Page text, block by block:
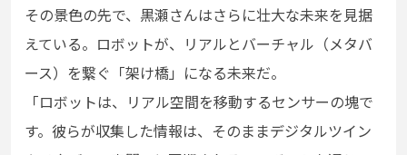
その景色の先で、黒瀬さんはさらに壮大な未来を見据
えている。ロボットが、リアルとバーチャル（メタバ
ース）を繋ぐ「架け橋」になる未来だ。
「ロボットは、リアル空間を移動するセンサーの塊で
す。彼らが収集した情報は、そのままデジタルツイン